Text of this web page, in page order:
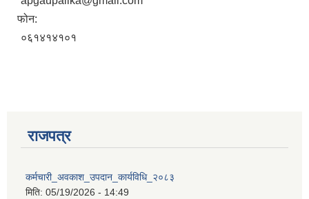
फोन:
०६१४१४१०१
राजपत्र
कर्मचारी_अवकाश_उपदान_कार्यविधि_२०८३
मिति: 05/19/2026 - 14:49